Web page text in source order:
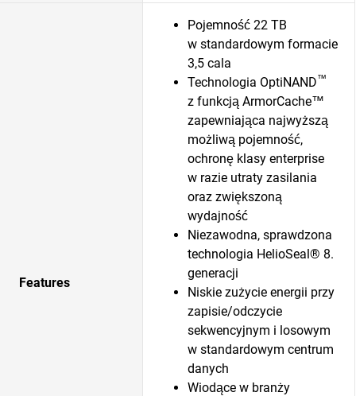
Features
Pojemność 22 TB
w standardowym formacie
3,5 cala
Technologia OptiNAND™
z funkcją ArmorCache™
zapewniająca najwyższą
możliwą pojemność,
ochronę klasy enterprise
w razie utraty zasilania
oraz zwiększoną
wydajność
Niezawodna, sprawdzona
technologia HelioSeal® 8.
generacji
Niskie zużycie energii przy
zapisie/odczycie
sekwencyjnym i losowym
w standardowym centrum
danych
Wiodące w branży